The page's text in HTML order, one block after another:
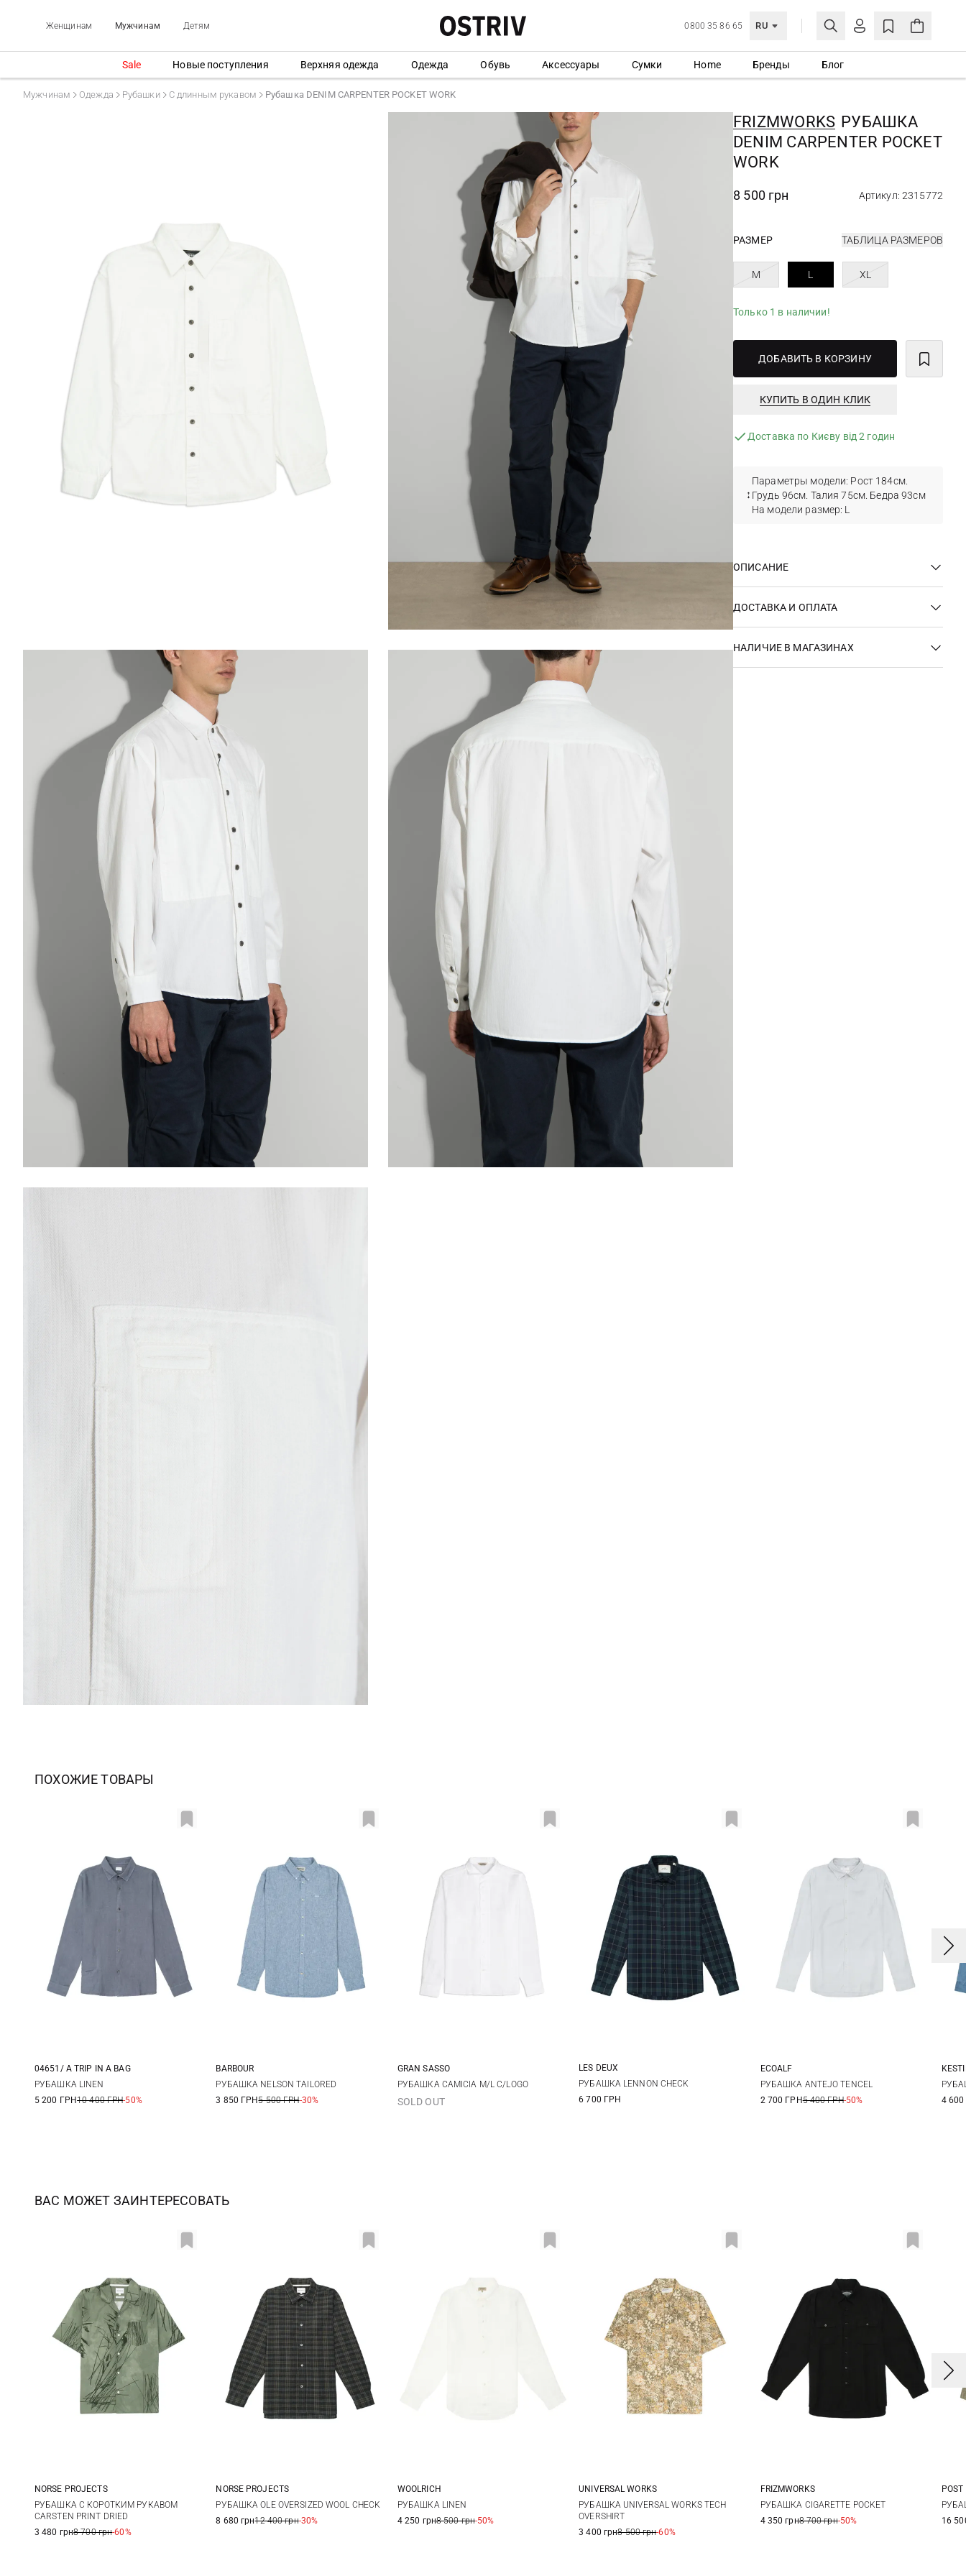
Женщинам Мужчинам Детям 0800 35 86 65 RU
ЛИЧНЫЙ КАБИНЕТ
Еще не зарегистрированы?
СОЗДАТЬ УЧЕТНУЮ ЗАПИСЬ
Sale Новые поступления Верхняя одежда Одежда Обувь Аксессуары Сумки Home Бренды Блог
Мужчинам Одежда Рубашки С длинным рукавом Рубашка DENIM CARPENTER POCKET WORK
FRIZMWORKS РУБАШКА
DENIM CARPENTER POCKET
WORK
8 500 грн Артикул: 2315772
РАЗМЕР ТАБЛИЦА РАЗМЕРОВ
M L XL
Только 1 в наличии!
ДОБАВИТЬ В КОРЗИНУ
КУПИТЬ В ОДИН КЛИК
Доставка по Києву від 2 годин
Параметры модели: Рост 184см.
Грудь 96см. Талия 75см. Бедра 93см
На модели размер: L
ОПИСАНИЕ
ДОСТАВКА И ОПЛАТА
НАЛИЧИЕ В МАГАЗИНАХ
ПОХОЖИЕ ТОВАРЫ
M L
04651/ A TRIP IN A BAG
РУБАШКА LINEN
5 200 ГРН10 400 ГРН-50%
M L XL
BARBOUR
РУБАШКА NELSON TAILORED
3 850 ГРН5 500 ГРН-30%
48 50 52
GRAN SASSO
РУБАШКА CAMICIA M/L C/LOGO
SOLD OUT
S M L
LES DEUX
РУБАШКА LENNON CHECK
6 700 ГРН
M L XL
ECOALF
РУБАШКА ANTEJO TENCEL
2 700 ГРН5 400 ГРН-50%
M
4
ВАС МОЖЕТ ЗАИНТЕРЕСОВАТЬ
M L XL XXL
NORSE PROJECTS
РУБАШКА С КОРОТКИМ РУКАВОМ
CARSTEN PRINT DRIED
3 480 грн8 700 грн-60%
M L XL XXL
NORSE PROJECTS
РУБАШКА OLE OVERSIZED WOOL CHECK
8 680 грн12 400 грн-30%
M L
WOOLRICH
РУБАШКА LINEN
4 250 грн8 500 грн-50%
M L XL XXL
3XL
UNIVERSAL WORKS
РУБАШКА UNIVERSAL WORKS TECH
OVERSHIRT
3 400 грн8 500 грн-60%
M L XL
FRIZMWORKS
РУБАШКА CIGARETTE POCKET
4 350 грн8 700 грн-50%
M
POST
16